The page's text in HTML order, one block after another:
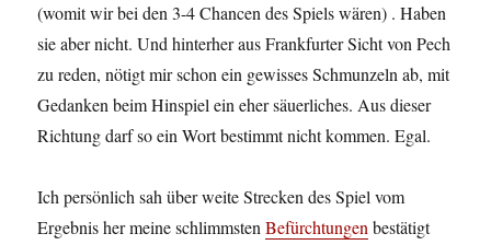
(womit wir bei den 3-4 Chancen des Spiels wären) . Haben
sie aber nicht. Und hinterher aus Frankfurter Sicht von Pech
zu reden, nötigt mir schon ein gewisses Schmunzeln ab, mit
Gedanken beim Hinspiel ein eher säuerliches. Aus dieser
Richtung darf so ein Wort bestimmt nicht kommen. Egal.
Ich persönlich sah über weite Strecken des Spiel vom
Ergebnis her meine schlimmstenBefürchtungenbestätigt